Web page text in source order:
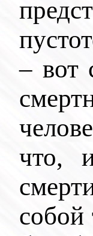
– вот
что,
собой